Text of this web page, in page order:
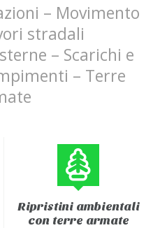
– Movimento
stradali
– Scarichi e
– Terre
Ripristini ambientali
con terre armate